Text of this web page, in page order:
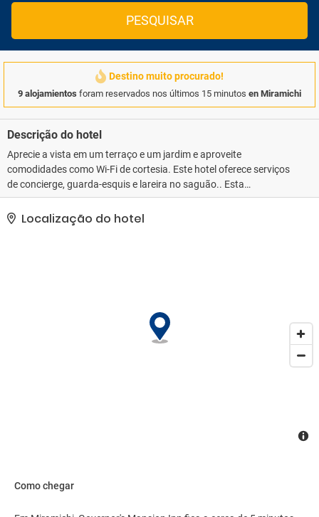
PESQUISAR
Destino muito procurado!
9 alojamientos foram reservados nos últimos 15 minutos en Miramichi
Descrição do hotel
Aprecie a vista em um terraço e um jardim e aproveite
comodidades como Wi-Fi de cortesia. Este hotel oferece serviços
de concierge, guarda-esquis e lareira no saguão.. Esta
propriedade recebeu sua classificação por estrelas oficial do
programa Canada Select.. As comodidades presentes incluem
jornais de cortesia no saguão, serviço de lavanderia e lavagem a
Localização do hotel
Como chegar